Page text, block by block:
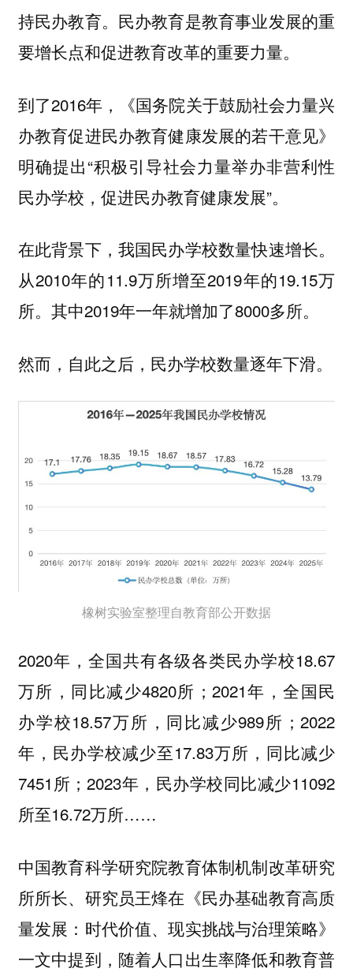
持民办教育。民办教育是教育事业发展的重
要增长点和促进教育改革的重要力量。
到了2016年，《国务院关于鼓励社会力量兴
办教育促进民办教育健康发展的若干意见》
明确提出“积极引导社会力量举办非营利性
民办学校，促进民办教育健康发展”。
在此背景下，我国民办学校数量快速增长。
从2010年的11.9万所增至2019年的19.15万
所。其中2019年一年就增加了8000多所。
然而，自此之后，民办学校数量逐年下滑。
橡树实验室整理自教育部公开数据
2020年，全国共有各级各类民办学校18.67
万所，同比减少4820所；2021年，全国民
办学校18.57万所，同比减少989所；2022
年，民办学校减少至17.83万所，同比减少
7451所；2023年，民办学校同比减少11092
所至16.72万所……
中国教育科学研究院教育体制机制改革研究
所所长、研究员王烽在《民办基础教育高质
量发展：时代价值、现实挑战与治理策略》
一文中提到，随着人口出生率降低和教育普